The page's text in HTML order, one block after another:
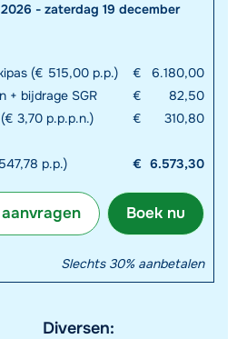
- zaterdag 19 december
(€ 515,00 p.p.) €
6.180,00
+ bijdrage SGR €
82,50
3,70 p.p.p.n.) € 310,80
p.p.) € 6.573,30
Boek nu
Slechts 30% aanbetalen
Diversen: